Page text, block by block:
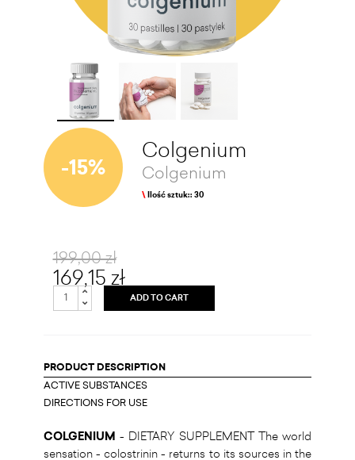
-15%
Colgenium
Colgenium
\ Ilość sztuk:: 30
169,15 zł
199,00 zł
ADD TO CART
PRODUCT DESCRIPTION
ACTIVE SUBSTANCES
DIRECTIONS FOR USE
COLGENIUM - DIETARY SUPPLEMENT The world
sensation - colostrinin - returns to its sources in the